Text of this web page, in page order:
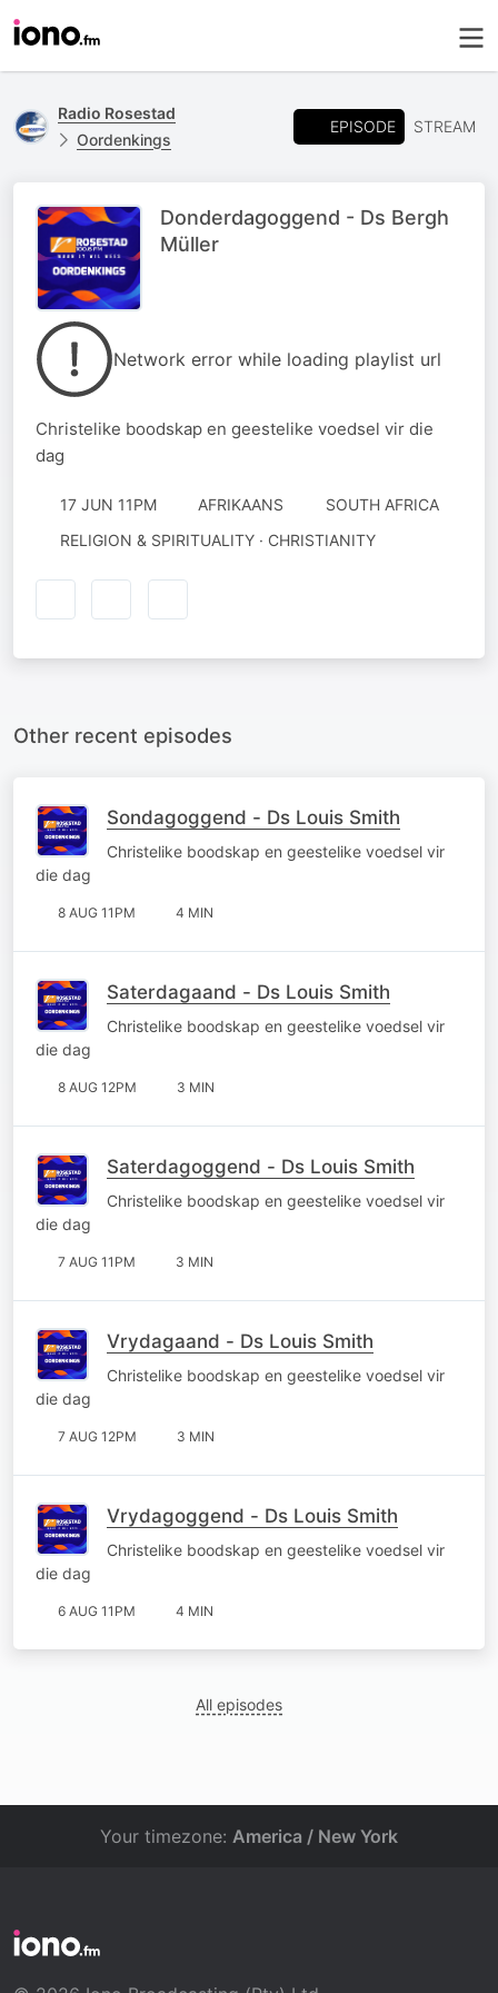
Radio Rosestad
Oordenkings
EPISODE STREAM
Donderdagoggend - Ds Bergh
Müller
Network error while loading playlist url
Christelike boodskap en geestelike voedsel vir die
dag
17 JUN 11PM AFRIKAANS
SOUTH AFRICA
RELIGION & SPIRITUALITY · CHRISTIANITY
Other recent episodes
Sondagoggend - Ds Louis Smith
Christelike boodskap en geestelike voedsel vir
die dag
8 AUG 11PM 4 MIN
Saterdagaand - Ds Louis Smith
Christelike boodskap en geestelike voedsel vir
die dag
8 AUG 12PM 3 MIN
Saterdagoggend - Ds Louis Smith
Christelike boodskap en geestelike voedsel vir
die dag
7 AUG 11PM 3 MIN
Vrydagaand - Ds Louis Smith
Christelike boodskap en geestelike voedsel vir
die dag
7 AUG 12PM 3 MIN
Vrydagoggend - Ds Louis Smith
Christelike boodskap en geestelike voedsel vir
die dag
6 AUG 11PM 4 MIN
All episodes
Your timezone: America / New York